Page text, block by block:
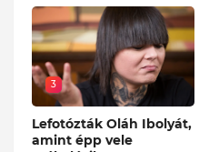
3
Lefotózták Oláh Ibolyát,
amint épp vele